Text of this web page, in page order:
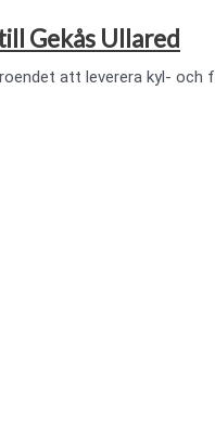
Gekås Ullared
att leverera kyl- och